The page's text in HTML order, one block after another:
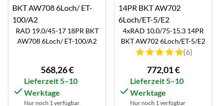
RAD 19.0/45-17 18PR BKT
AW708 6Loch/ ET-100/A2
568,26€
Lieferzeit 5–10
Werktage
Nur noch 1 verfügbar
4xRAD 10.0/75-15.3 14PR
BKT AW702 6Loch/ET-5/E2
Bewertung: 5 von 5 (6
(6)
772,01€
Lieferzeit 5–10
Werktage
Nur noch 1 verfügbar